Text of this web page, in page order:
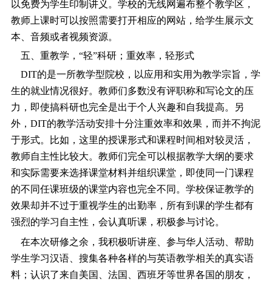
以免费为学生印制讲义。学校的无线网遍布整个教学区，
教师上课时可以按照需要打开相应的网站，给学生展示文
本、音频或者视频资源。
五、重教学，“轻”科研；重效率，轻形式
DIT的是一所教学型院校，以应用和实用为教学宗旨，学
生的就业情况很好。教师们多数没有评职称和写论文的压
力，即使搞科研也完全是出于个人兴趣和自我提高。另
外，DIT的教学活动安排十分注重效率和效果，而并不拘泥
于形式。比如，这里的授课形式和课程时间相对较灵活，
教师自主性比较大。教师们完全可以根据教学大纲的要求
和实际需要来选择课堂材料并组织课堂，即使同一门课程
的不同任课班级的课堂内容也完全不同。学校保证教学的
效果却并不过于重视学生的出勤率，所有到课的学生都有
强烈的学习自主性，会认真听课，积极参与讨论。
在本次研修之余，我积极听讲座、参与华人活动、帮助
学生学习汉语、搜集各种各样的与英语教学相关的真实语
料；认识了来自美国、法国、西班牙等世界各国的朋友，